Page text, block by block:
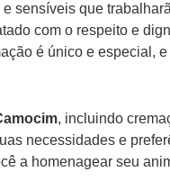
sensíveis que
com o respeito e
é único e especial, e
, incluindo
necessidades e
a homenagear seu